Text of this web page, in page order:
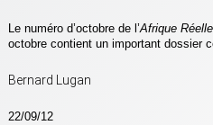
Le numéro d’octobre de l’Afrique Réelle
octobre contient un important dossier
Bernard Lugan
22/09/12